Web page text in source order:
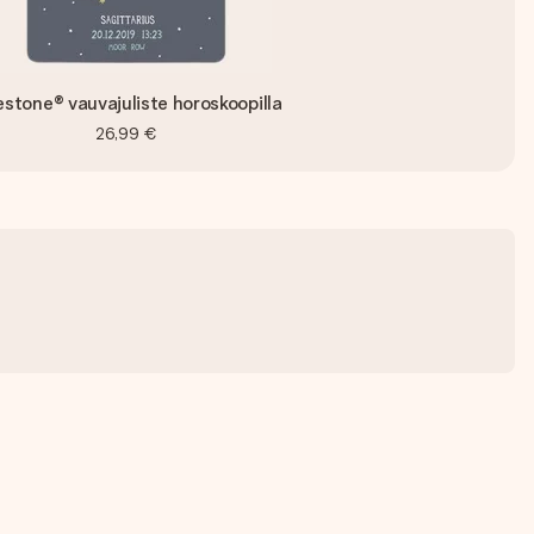
vauvajuliste horoskoopilla
26,99 €